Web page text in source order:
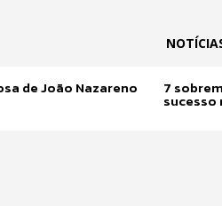
de João Nazareno 7
sucesso